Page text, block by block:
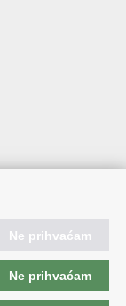
Ne prihvaćam
Ne prihvaćam